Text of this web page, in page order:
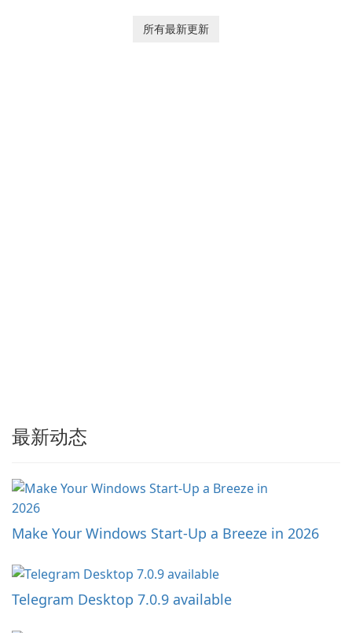
baby tracking, offering
所有最新更新
最新动态
Make Your Windows Start-Up a Breeze in 2026
Telegram Desktop 7.0.9 available